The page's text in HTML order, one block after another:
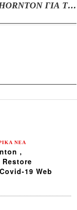
ΓΙΑ ΤΙΣ
ΚΑΤΑ ΤH XΡHΣH
ΝΕΑ
,
Restore
19 Web